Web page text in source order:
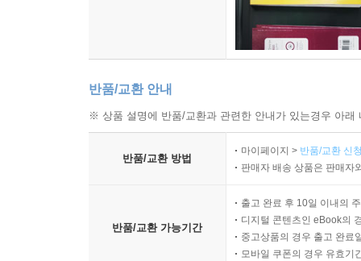
반품/교환 안내
※ 상품 설명에 반품/교환과 관련한 안내가 있는경우 아
반품/교환 방법
마이페이지 > 반품/교환 신
판매자 배송 상품은 판매자
반품/교환 가능기간
출고 완료 후 10일 이내의
디지털 콘텐츠인 eBook의
중고상품의 경우 출고 완료
모바일 쿠폰의 경우 유효기